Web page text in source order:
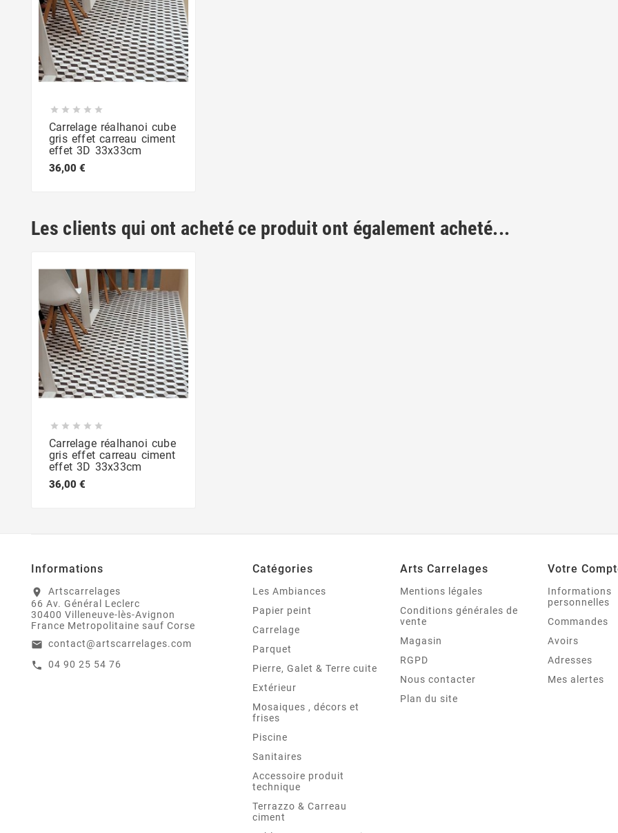
    
Carrelage réalhanoi cube
gris effet carreau ciment
effet 3D 33x33cm
36,00 €
Les clients qui ont acheté ce produit ont également acheté...
    
Carrelage réalhanoi cube
gris effet carreau ciment
effet 3D 33x33cm
36,00 €
Informations
location_on
Artscarrelages
66 Av. Général Leclerc
30400 Villeneuve-lès-Avignon
France Metropolitaine sauf Corse
email contact@artscarrelages.com
call 04 90 25 54 76
Catégories
Les Ambiances
Papier peint
Carrelage
Parquet
Pierre, Galet & Terre cuite
Extérieur
Mosaiques , décors et
frises
Piscine
Sanitaires
Accessoire produit
technique
Terrazzo & Carreau
ciment
Arts Carrelages
Mentions légales
Conditions générales de
vente
Magasin
RGPD
Nous contacter
Plan du site
Votre
Informations
personnelles
Commandes
Avoirs
Adresses
Mes alertes